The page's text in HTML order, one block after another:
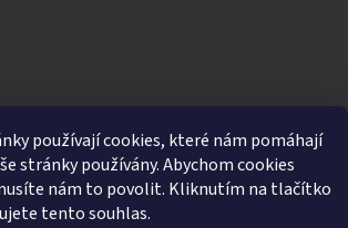
používají cookies, které nám pomáhají
stránky používány. Abychom cookies
nám to povolit. Kliknutím na tlačítko
tento souhlas.